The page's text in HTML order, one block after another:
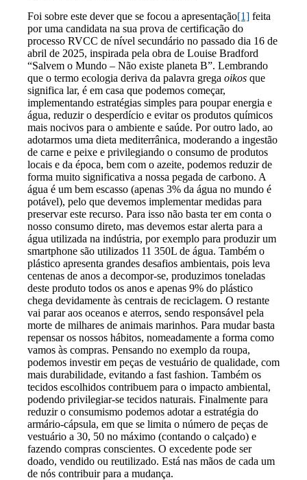
Foi sobre este dever que se focou a apresentação[1] feita
por uma candidata na sua prova de certificação do
processo RVCC de nível secundário no passado dia 16 de
abril de 2025, inspirada pela obra de Louise Bradford
“Salvem o Mundo – Não existe planeta B”. Lembrando
que o termo ecologia deriva da palavra grega oikos que
significa lar, é em casa que podemos começar,
implementando estratégias simples para poupar energia e
água, reduzir o desperdício e evitar os produtos químicos
mais nocivos para o ambiente e saúde. Por outro lado, ao
adotarmos uma dieta mediterrânica, moderando a ingestão
de carne e peixe e privilegiando o consumo de produtos
locais e da época, bem com o azeite, podemos reduzir de
forma muito significativa a nossa pegada de carbono. A
água é um bem escasso (apenas 3% da água no mundo é
potável), pelo que devemos implementar medidas para
preservar este recurso. Para isso não basta ter em conta o
nosso consumo direto, mas devemos estar alerta para a
água utilizada na indústria, por exemplo para produzir um
smartphone são utilizados 11 350L de água. Também o
plástico apresenta grandes desafios ambientais, pois leva
centenas de anos a decompor-se, produzimos toneladas
deste produto todos os anos e apenas 9% do plástico
chega devidamente às centrais de reciclagem. O restante
vai parar aos oceanos e aterros, sendo responsável pela
morte de milhares de animais marinhos. Para mudar basta
repensar os nossos hábitos, nomeadamente a forma como
vamos às compras. Pensando no exemplo da roupa,
podemos investir em peças de vestuário de qualidade, com
mais durabilidade, evitando a fast fashion. Também os
tecidos escolhidos contribuem para o impacto ambiental,
podendo privilegiar-se tecidos naturais. Finalmente para
reduzir o consumismo podemos adotar a estratégia do
armário-cápsula, em que se limita o número de peças de
vestuário a 30, 50 no máximo (contando o calçado) e
fazendo compras conscientes. O excedente pode ser
doado, vendido ou reutilizado. Está nas mãos de cada um
de nós contribuir para a mudança.